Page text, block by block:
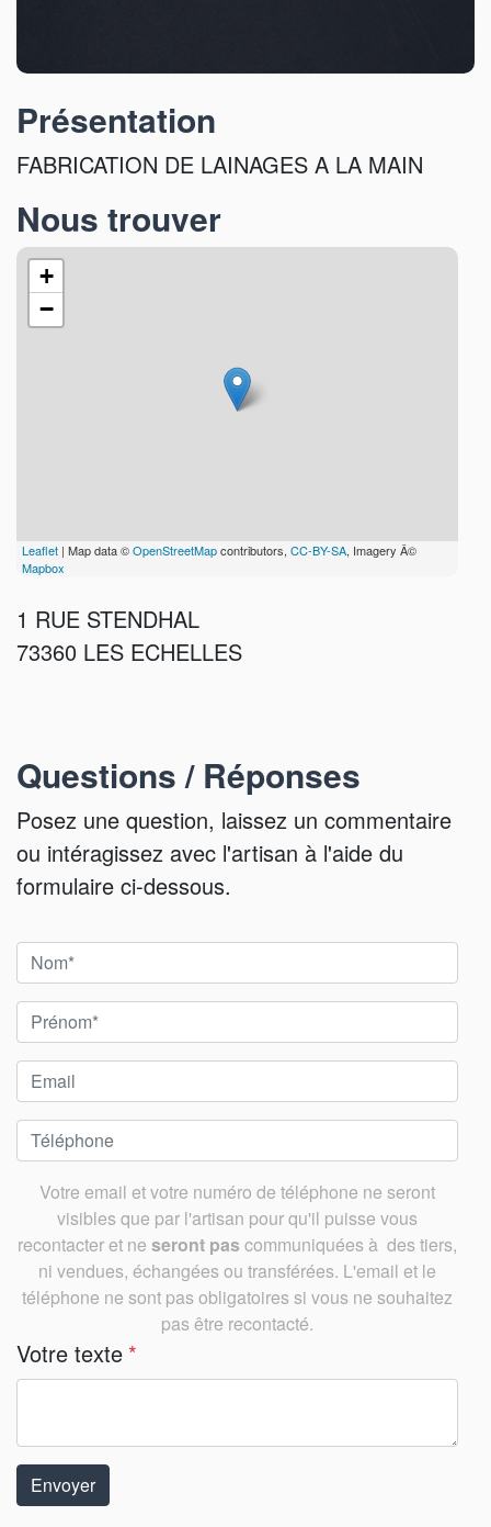
Présentation
FABRICATION DE LAINAGES A LA MAIN
Nous trouver
+
−
Leaflet | Map data ©OpenStreetMapcontributors, CC-BY-SA, Imagery Â©
Mapbox
1 RUE STENDHAL
73360 LES ECHELLES
Questions / Réponses
Posez une question, laissez un commentaire
ou intéragissez avec l'artisan à l'aide du
formulaire ci-dessous.
Votre email et votre numéro de téléphone ne seront
visibles que par l'artisan pour qu'il puisse vous
recontacter et ne seront pas communiquées à des tiers,
ni vendues, échangées ou transférées. L'email et le
téléphone ne sont pas obligatoires si vous ne souhaitez
pas être recontacté.
Votre texte *
Envoyer